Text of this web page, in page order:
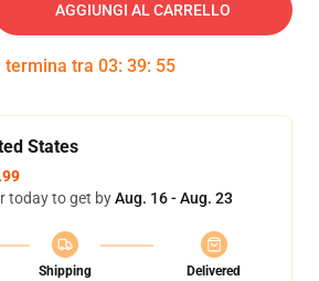
AGGIUNGI AL CARRELLO
termina tra 03: 39: 55
States
today to get byAug. 16 - Aug. 23
Shipping
Delivered